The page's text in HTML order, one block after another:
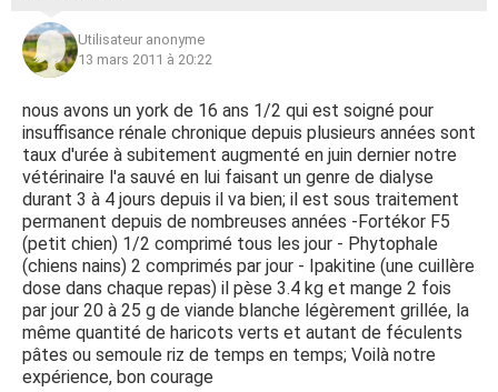
Utilisateur anonyme
13 mars 2011 à 20:22
nous avons un york de 16 ans 1/2 qui est soigné pour
insuffisance rénale chronique depuis plusieurs années sont
taux d'urée à subitement augmenté en juin dernier notre
vétérinaire l'a sauvé en lui faisant un genre de dialyse
durant 3 à 4 jours depuis il va bien; il est sous traitement
permanent depuis de nombreuses années -Fortékor F5
(petit chien) 1/2 comprimé tous les jour - Phytophale
(chiens nains) 2 comprimés par jour - Ipakitine (une cuillère
dose dans chaque repas) il pèse 3.4 kg et mange 2 fois
par jour 20 à 25 g de viande blanche légèrement grillée, la
même quantité de haricots verts et autant de féculents
pâtes ou semoule riz de temps en temps; Voilà notre
expérience, bon courage